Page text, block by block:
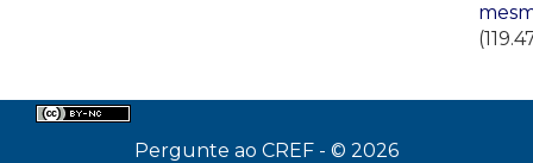
Pergunte ao CREF - © 2026